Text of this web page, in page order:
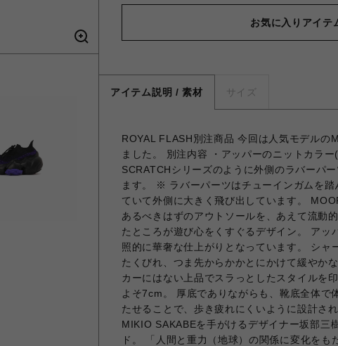
お気に入りアイテ
アイテム説明 / 素材 サイズ
ROYAL FLASH別注商品 今回は人気モデルの
ました。 別注内容 ・アッパーのニットカラ
SCRATCHシリーズのように外側のラバーパ
ます。 ※ ラバーパーツはチューインガムを踏
ていて外側に大きく飛び出しています。
あるべきはずのアウトソールを、あえて流動
たところが遊び心をくすぐるデザイン。 アッ
照的に華奢な仕上がりとなっています。 シャ
たくびれ、つま先からかかとにかけて緩やか
カーにはない上品でスラっとしたスタイルを
よそ7cm。 厚底でありながらも、靴底全体で
たせることで、歩き疲れにくいように設計さ
MIKIO SAKABEを手がけるデザイナー坂部三
ド。 「人間と重力（地球）の関係に変化をも